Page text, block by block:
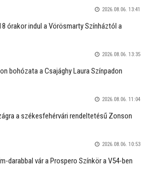
2026.08.06. 13:41
órakor indul a Vörösmarty Színháztól a
2026.08.06. 13:35
bohózata a Csajághy Laura Színpadon
2026.08.06. 11:04
a székesfehérvári rendeltetésű Zonson
2026.08.06. 10:53
darabbal vár a Prospero Színkör a V54-ben